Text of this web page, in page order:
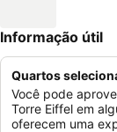
Informação útil
Quartos
Você pode
Torre Eiffel em
oferecem uma